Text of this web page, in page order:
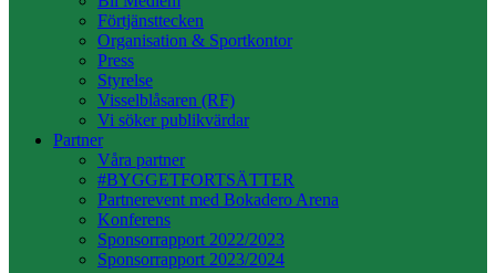
Förtjänsttecken
Organisation & Sportkontor
Press
Styrelse
Visselblåsaren (RF)
Vi söker publikvärdar
Partner
Våra partner
#BYGGETFORTSÄTTER
Partnerevent med Bokadero Arena
Konferens
Sponsorrapport 2022/2023
Sponsorrapport 2023/2024